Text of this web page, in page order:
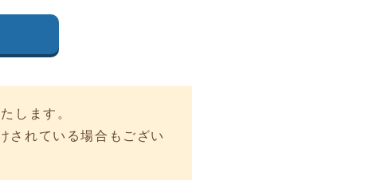
します。
されている場合もござい